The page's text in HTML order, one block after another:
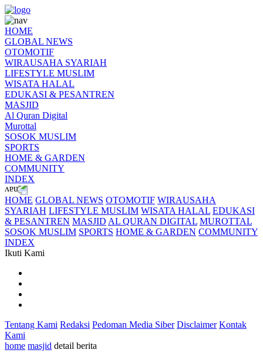
HOME
GLOBAL NEWS
OTOMOTIF
WIRAUSAHA SYARIAH
LIFESTYLE MUSLIM
WISATA HALAL
EDUKASI & PESANTREN
MASJID
Al Quran Digital
Murottal
SOSOK MUSLIM
SPORTS
HOME & GARDEN
COMMUNITY
INDEX
HOME GLOBAL NEWS OTOMOTIF WIRAUSAHA
SYARIAH LIFESTYLE MUSLIM WISATA HALAL EDUKASI
& PESANTREN MASJID AL QURAN DIGITAL MUROTTAL
SOSOK MUSLIM SPORTS HOME & GARDEN COMMUNITY
INDEX
Ikuti Kami
Tentang Kami Redaksi Pedoman Media Siber Disclaimer Kontak
Kami
home masjid detail berita